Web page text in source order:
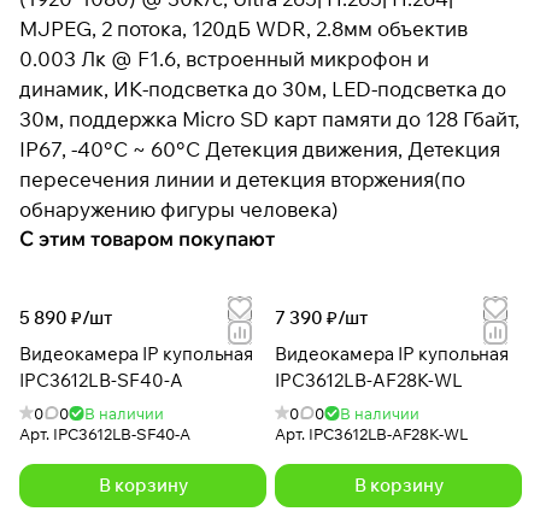
MJPEG, 2 потока, 120дБ WDR, 2.8мм объектив
0.003 Лк @ F1.6, встроенный микрофон и
динамик, ИК-подсветка до 30м, LED-подсветка до
30м, поддержка Micro SD карт памяти до 128 Гбайт,
IP67, -40°C ~ 60°C Детекция движения, Детекция
пересечения линии и детекция вторжения(по
обнаружению фигуры человека)
С этим товаром покупают
5 890 ₽/шт
Видеокамера IP купольная
IPC3612LB-SF40-A
0 0
В наличии
Арт. IPC3612LB-SF40-A
В корзину
7 390 ₽/шт
Видеокамера IP купольная
IPC3612LB-AF28K-WL
0 0
В наличии
Арт. IPC3612LB-AF28K-WL
В корзину